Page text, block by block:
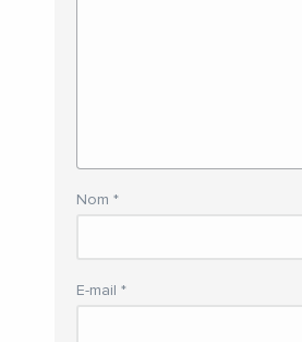
Nom *
E-mail *